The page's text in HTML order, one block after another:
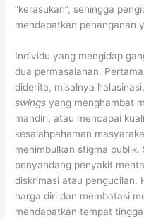
“kerasukan”, sehingga
mendapatkan penanganan
Individu yang mengidap
dua permasalahan.
diderita, misalnya
swings yang menghambat
mandiri, atau mencapai
kesalahpahaman
menimbulkan stigma
penyandang penyakit
diskrimasi atau pengucilan.
harga diri dan membatasi
mendapatkan tempat